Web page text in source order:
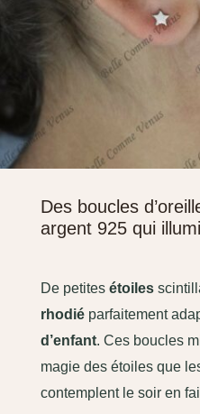
Des boucles
argent 925 qui
De petites étoiles
rhodiéparfaitement
d’enfant. Ces boucles
magie des étoiles que
contemplent le soir en